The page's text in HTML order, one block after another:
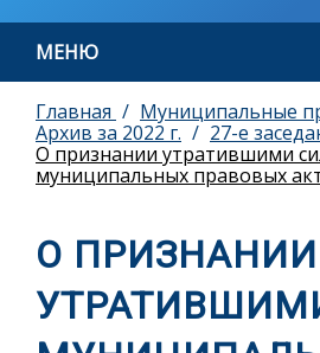
МЕНЮ
Главная
Муниципальные
Архив за 2022 г.
27-е
О признании утратившими
муниципальных правовых
О ПРИЗНАНИИ